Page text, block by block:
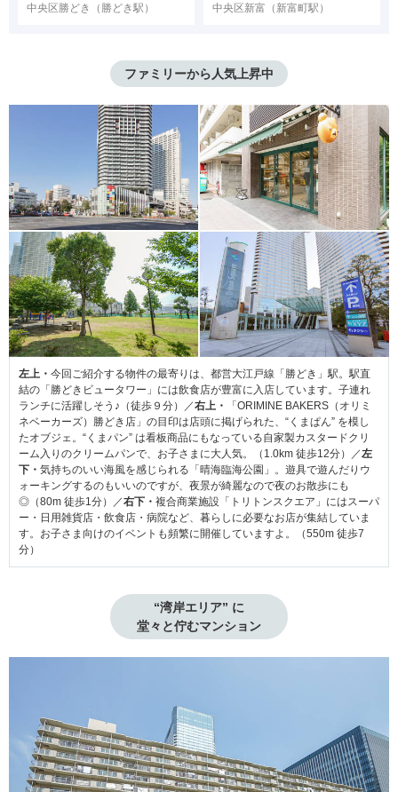
中央区勝どき
（勝どき駅）
中央区新富 （新富町駅）
ファミリーから人気上昇中
左上・ 今回ご紹介する物件の最寄りは、都営大江戸線「勝どき」駅。駅直
結の「勝どきビュータワー」には飲食店が豊富に入店しています。子連れ
ランチに活躍しそう♪（徒歩９分）／右上・
「ORIMINE BAKERS（オリミ
ネベーカーズ）勝どき店」の目印は店頭に掲げられた、“くまぱん” を模し
たオブジェ。“くまパン” は看板商品にもなっている自家製カスタードクリ
ーム入りのクリームパンで、お子さまに大人気。（1.0km 徒歩12分）／左
下・ 気持ちのいい海風を感じられる「晴海臨海公園」。遊具で遊んだりウ
ォーキングするのもいいのですが、夜景が綺麗なので夜のお散歩にも
◎（80m 徒歩1分）／右下・ 複合商業施設「トリトンスクエア」にはスーパ
ー・日用雑貨店・飲食店・病院など、暮らしに必要なお店が集結していま
す。お子さま向けのイベントも頻繁に開催していますよ。（550m 徒歩7
分）
“湾岸エリア” に
堂々と佇むマンション